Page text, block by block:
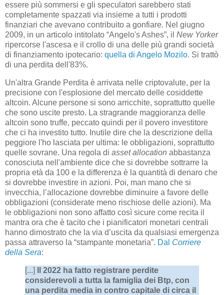
essere più sommersi e gli speculatori sarebbero stati
completamente spazzati via insieme a tutti i prodotti
finanziari che avevano contribuito a gonfiare. Nel giugno
2009, in un articolo intitolato “Angelo's Ashes”, il New Yorker
ripercorse l'ascesa e il crollo di una delle più grandi società
di finanziamento ipotecario: quella di Angelo Mozilo. Si trattò
di una perdita dell'83%.
Un'altra Grande Perdita è arrivata nelle criptovalute, per la
precisione con l'esplosione del mercato delle cosiddette
altcoin. Alcune persone si sono arricchite, soprattutto quelle
che sono uscite presto. La stragrande maggioranza delle
altcoin sono truffe, peccato quindi per il povero investitore
che ci ha investito tutto. Inutile dire che la descrizione della
peggiore l'ho lasciata per ultima: le obbligazioni, soprattutto
quelle sovrane. Una regola di asset allocation abbastanza
conosciuta nell'ambiente dice che si dovrebbe sottrarre la
propria età da 100 e la differenza è la quantità di denaro che
si dovrebbe investire in azioni. Poi, man mano che si
invecchia, l’allocazione dovrebbe diminuire a favore delle
obbligazioni (considerate meno rischiose delle azioni). Ma
le obbligazioni non sono affatto così sicure come recita il
mantra ora che è tacito che i pianificatori monetari centrali
hanno dimostrato che la via d’uscita da qualsiasi emergenza
passa attraverso la “stampante monetaria”. Dal Corriere
della Sera:
[...]
Il 2022 ha fatto registrare perdite
considerevoli a tutta la famiglia dei Btp, con
una perdita media in contro capitale di circa il